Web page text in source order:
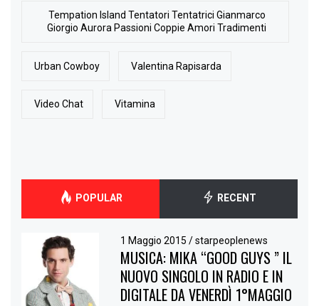
Tempation Island Tentatori Tentatrici Gianmarco
Giorgio Aurora Passioni Coppie Amori Tradimenti
Urban Cowboy Valentina Rapisarda
Video Chat Vitamina
POPULAR RECENT
1 Maggio 2015/ starpeoplenews
MUSICA: MIKA “GOOD GUYS ” IL
NUOVO SINGOLO IN RADIO E IN
DIGITALE DA VENERDÌ 1°MAGGIO